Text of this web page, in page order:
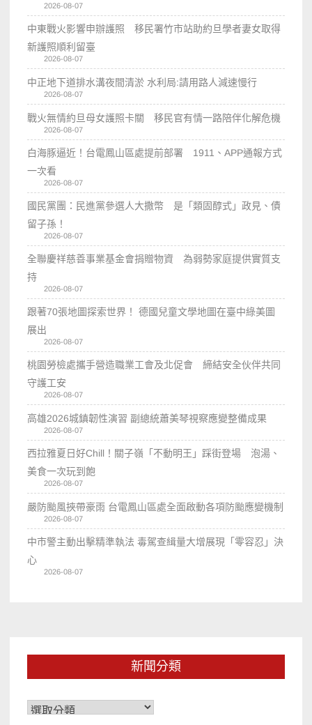
2026-08-07
中東戰火影響申辦護照 移民署竹市站助約旦學者妻女取得
新護照順利留臺
2026-08-07
中正地下道排水溝夜間清淤 水利局:請用路人減速慢行
2026-08-07
戰火無情約旦母女護照卡關 移民官有情一路陪伴化解危機
2026-08-07
白海豚逼近！台電鳳山區處提前部署 1911、APP通報方式
一次看
2026-08-07
國民黨團：民進黨參選人大撒幣 是「類固醇式」政見、債
留子孫！
2026-08-07
全聯慶祥慈善事業基金會捐贈物資 為弱勢家庭提供實質支
持
2026-08-07
跟著70張地圖探索世界！ 德國兒童文學地圖在臺中綠美圖
展出
2026-08-07
桃園勞檢處攜手營造職業工會及北促會 締結安全伙伴共同
守護工安
2026-08-07
高雄2026城鎮韌性演習 副總統蕭美琴視察應變整備成果
2026-08-07
西拉雅夏日好Chill！關子嶺「不動明王」踩街登場 泡湯、
美食一次玩到飽
2026-08-07
嚴防颱風挾帶豪雨 台電鳳山區處全面啟動各項防颱應變機制
2026-08-07
中市警主動出擊精準執法 毒駕查緝量大增展現「零容忍」決
心
2026-08-07
新聞分類
新